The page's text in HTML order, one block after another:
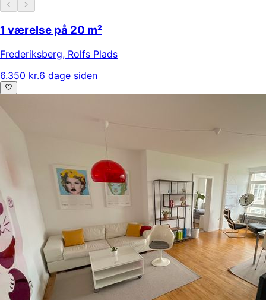
1 værelse på 20 m²
Frederiksberg, Rolfs Plads
6.350 kr.6 dage siden